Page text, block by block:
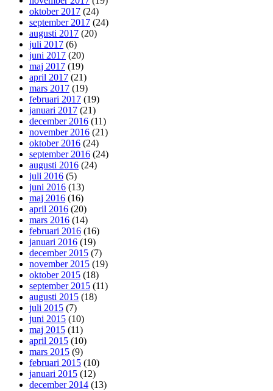
oktober 2017 (24)
september 2017 (24)
augusti 2017 (20)
juli 2017 (6)
juni 2017 (20)
maj 2017 (19)
april 2017 (21)
mars 2017 (19)
februari 2017 (19)
januari 2017 (21)
december 2016 (11)
november 2016 (21)
oktober 2016 (24)
september 2016 (24)
augusti 2016 (24)
juli 2016 (5)
juni 2016 (13)
maj 2016 (16)
april 2016 (20)
mars 2016 (14)
februari 2016 (16)
januari 2016 (19)
december 2015 (7)
november 2015 (19)
oktober 2015 (18)
september 2015 (11)
augusti 2015 (18)
juli 2015 (7)
juni 2015 (10)
maj 2015 (11)
april 2015 (10)
mars 2015 (9)
februari 2015 (10)
januari 2015 (12)
december 2014 (13)